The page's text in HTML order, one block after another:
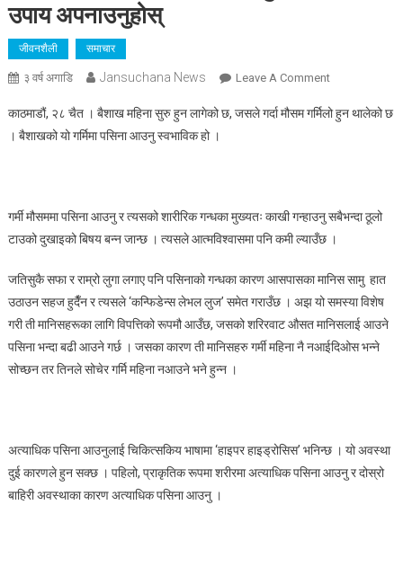
उपाय अपनाउनुहोस्
जीवनशैली समाचार
३ वर्ष अगाडि Jansuchana News Leave A CommentOn
काखीमा
यी
उपाय
काठमाडौं, २८ चैत । बैशाख महिना सुरु हुन लागेको छ, जसले गर्दा मौसम गर्मिलो हुन थालेको छ
। बैशाखको यो गर्मिमा पसिना आउनु स्वभाविक हो ।
गर्मी मौसममा पसिना आउनु र त्यसको शारीरिक गन्धका मुख्यतः काखी गन्हाउनु सबैभन्दा ठूलो
टाउको दुखाइको बिषय बन्न जान्छ । त्यसले आत्मविश्वासमा पनि कमी ल्याउँछ ।
जतिसुकै सफा र राम्रो लुगा लगाए पनि पसिनाको गन्धका कारण आसपासका मानिस सामु हात
उठाउन सहज हुदैँन र त्यसले ‘कन्फिडेन्स लेभल लुज’ समेत गराउँछ । अझ यो समस्या विशेष
गरी ती मानिसहरूका लागि विपत्तिको रूपमौ आउँछ, जसको शरिरवाट औसत मानिसलाई आउने
पसिना भन्दा बढी आउने गर्छ । जसका कारण ती मानिसहरु गर्मी महिना नै नआईदिओस भन्ने
सोच्छन तर तिनले सोचेर गर्मि महिना नआउने भने हुन्न ।
अत्याधिक पसिना आउनुलाई चिकित्सकिय भाषामा ‘हाइपर हाइड्रोसिस’ भनिन्छ । यो अवस्था
दुई कारणले हुन सक्छ । पहिलो, प्राकृतिक रूपमा शरीरमा अत्याधिक पसिना आउनु र दोस्रो
बाहिरी अवस्थाका कारण अत्याधिक पसिना आउनु ।